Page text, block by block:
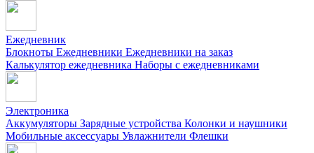
Ежедневник
Блокноты Ежедневники Ежедневники на заказ
Калькулятор ежедневника Наборы с ежедневниками
Электроника
Аккумуляторы Зарядные устройства Колонки и наушники
Мобильные аксессуары Увлажнители Флешки